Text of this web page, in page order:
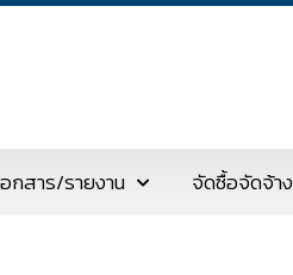
กสาร/รายงาน จัดซื้อจัดจ้าง